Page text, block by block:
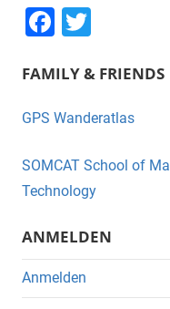
F
c
e
o
o
k
tt
er
FAMILY & FRIENDS
GPS Wanderatlas
SOMCAT School of
Technology
ANMELDEN
Anmelden